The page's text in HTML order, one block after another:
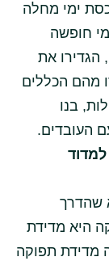
ימי מחלה
חופשה
הגדירו את
מהם הכללים
בנו
העובדים.
שהדרך
היא מדידת
מדידת תפוקה